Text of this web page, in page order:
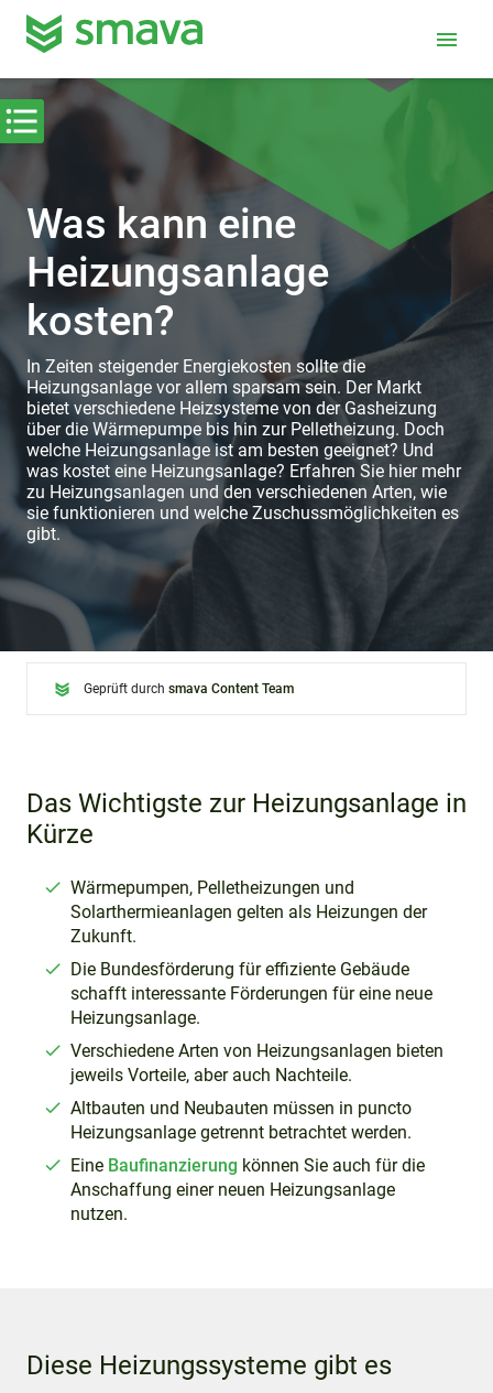
menu
Was kann eine
Heizungsanlage
kosten?
In Zeiten steigender Energiekosten sollte die
Heizungsanlage vor allem sparsam sein. Der Markt
bietet verschiedene Heizsysteme von der Gasheizung
über die Wärmepumpe bis hin zur Pelletheizung. Doch
welche Heizungsanlage ist am besten geeignet? Und
was kostet eine Heizungsanlage? Erfahren Sie hier mehr
zu Heizungsanlagen und den verschiedenen Arten, wie
sie funktionieren und welche Zuschussmöglichkeiten es
gibt.
Geprüft durch smava Content Team
Das Wichtigste zur Heizungsanlage in
Kürze
Wärmepumpen, Pelletheizungen und
Solarthermieanlagen gelten als Heizungen der
Zukunft.
Die Bundesförderung für effiziente Gebäude
schafft interessante Förderungen für eine neue
Heizungsanlage.
Verschiedene Arten von Heizungsanlagen bieten
jeweils Vorteile, aber auch Nachteile.
Altbauten und Neubauten müssen in puncto
Heizungsanlage getrennt betrachtet werden.
Eine Baufinanzierung können Sie auch für die
Anschaffung einer neuen Heizungsanlage
nutzen.
Diese Heizungssysteme gibt es